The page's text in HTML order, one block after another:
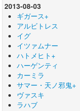
2013-08-03
ギガース+
アルビトレス
イグ
イツァムナー
ハトメヒト+
ハーゲンティ
カーミラ
サマー・天ノ邪鬼+
ヴァスキ
ラハブ